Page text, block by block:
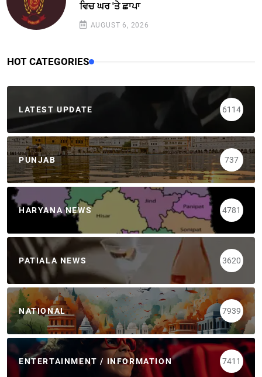
ਵਿਚ ਘਰ 'ਤੇ ਛਾਪਾ
AUGUST 6, 2026
HOT CATEGORIES
LATEST UPDATE 6114
PUNJAB 737
HARYANA NEWS 4781
PATIALA NEWS 3620
NATIONAL 7939
ENTERTAINMENT / INFORMATION 7411